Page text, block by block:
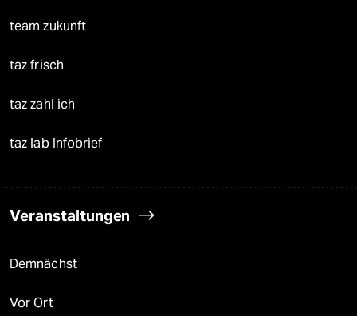
team zukunft
taz frisch
taz zahl ich
taz lab Infobrief
Veranstaltungen
Demnächst
Vor Ort